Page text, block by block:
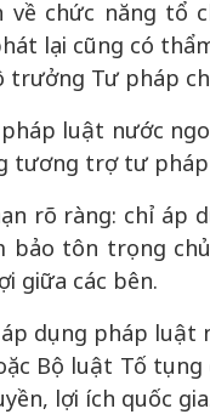
chức năng tổ
lại cũng có
trưởng Tư pháp
luật nước
tương trợ tư
rõ ràng: chỉ áp
tôn trọng
giữa các bên.
dụng pháp
Bộ luật Tố
lợi ích quốc